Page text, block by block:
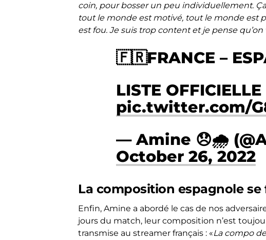
coin, pour bosser un peu individuellement.
tout le monde est motivé, tout le monde est
est fou. Je suis trop content et je pense
🇫🇷FRANCE –
LISTE
pic.twitter.com/
— Amine 😞🌧
October 26, 2022
La composition espagnole
Enfin, Amine a abordé le cas de nos
jours du match, leur composition n’est
transmise au streamer français : «La compo